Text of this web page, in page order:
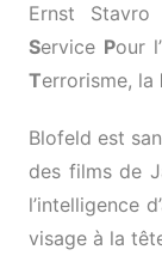
Ernst
Service Pour l’
Terrorisme, la
Blofeld est
des films de
l’intelligence
visage à la